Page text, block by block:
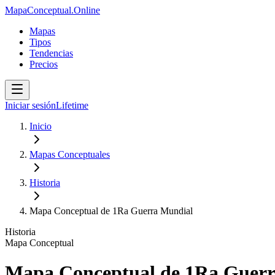
MapaConceptual.Online
Mapas
Tipos
Tendencias
Precios
Iniciar sesiónLifetime
Inicio
Mapas Conceptuales
Historia
Mapa Conceptual de 1Ra Guerra Mundial
Historia
Mapa Conceptual